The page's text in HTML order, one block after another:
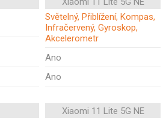
Světelný, Přiblížení, Kompas,
Infračervený, Gyroskop,
Akcelerometr
Ano
Ano
Xiaomi 11 Lite 5G NE